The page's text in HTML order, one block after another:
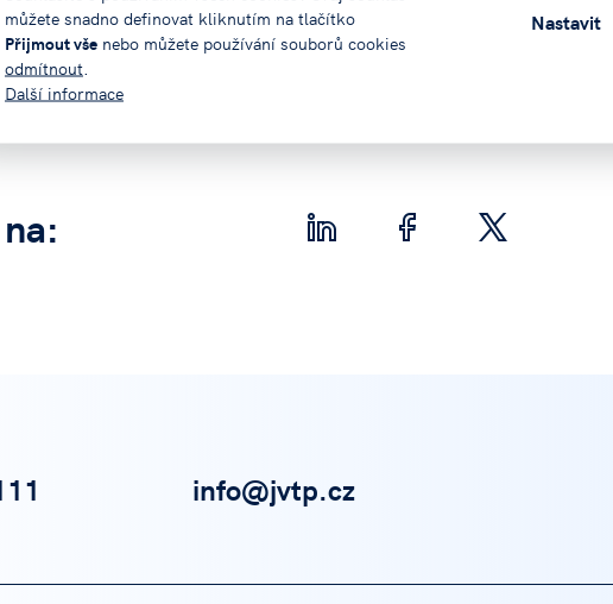
můžete snadno definovat kliknutím na tlačítko
Přijmout vše nebo můžete používání souborů cookies
odmítnout
Další informace
Nastavit
info@jvtp.cz